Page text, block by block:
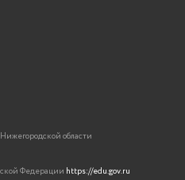
области
Федерации https://edu.gov.ru